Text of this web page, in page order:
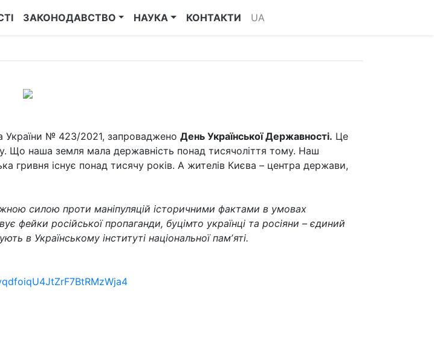
ЗАКОНОДАВСТВО НАУКА КОНТАКТИ UA
України № 423/2021, запроваджено День Української Державності. Це
Що наша земля мала державність понад тисячоліття тому. Наш
гривня існує понад тисячу років. А жителів Києва – центра держави,
силою проти маніпуляцій історичними фактами в умовах
фейки російської пропаганди, буцімто українці та росіяни – єдиний
в Українському інституті національної памʼяті.